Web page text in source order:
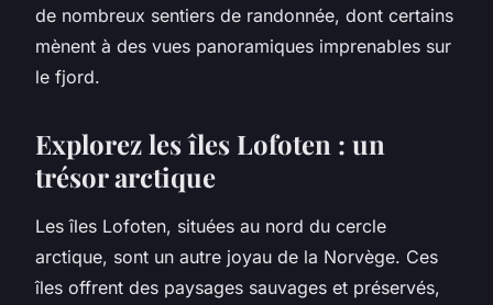
de nombreux sentiers de randonnée, dont certains
mènent à des vues panoramiques imprenables sur
le fjord.
Explorez les îles Lofoten : un
trésor arctique
Les îles Lofoten, situées au nord du cercle
arctique, sont un autre joyau de la Norvège. Ces
îles offrent des paysages sauvages et préservés,